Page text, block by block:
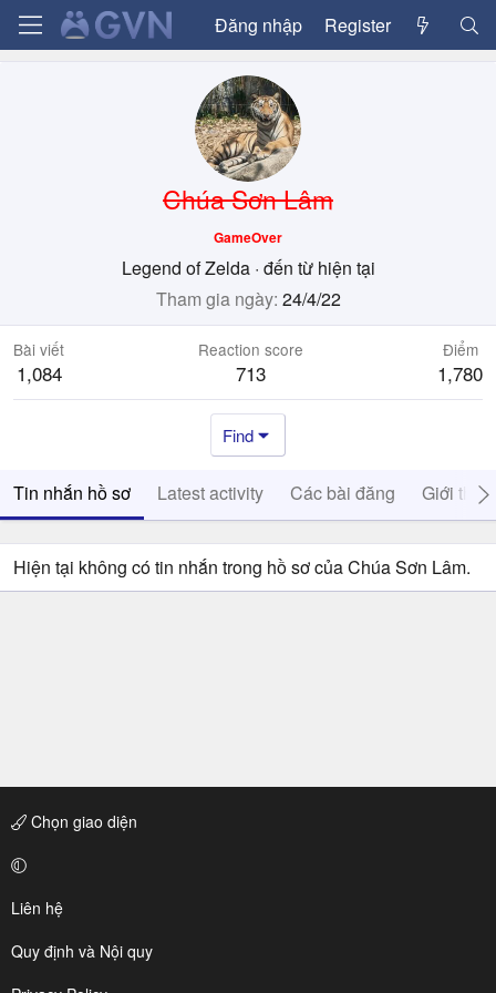
Đăng nhập Register
Chúa Sơn Lâm
GameOver
Legend of Zelda · đến từ hiện tại
Tham gia ngày 24/4/22
Bài viết
1,084
Reaction score
713
Điểm
1,780
Find
Tin nhắn hồ sơ Latest activity Các bài đăng Giới thiệu
Hiện tại không có tin nhắn trong hồ sơ của Chúa Sơn Lâm.
Chọn giao diện
Liên hệ
Quy định và Nội quy